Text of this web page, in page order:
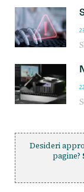
Desideri
pagine?